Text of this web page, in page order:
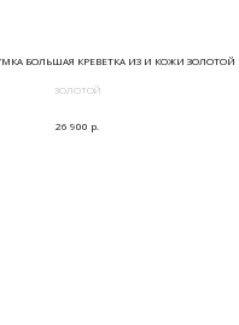
БОЛЬШАЯ КРЕВЕТКА ИЗ И КОЖИ ЗОЛОТОЙ
ЗОЛОТОЙ
26 900 р.